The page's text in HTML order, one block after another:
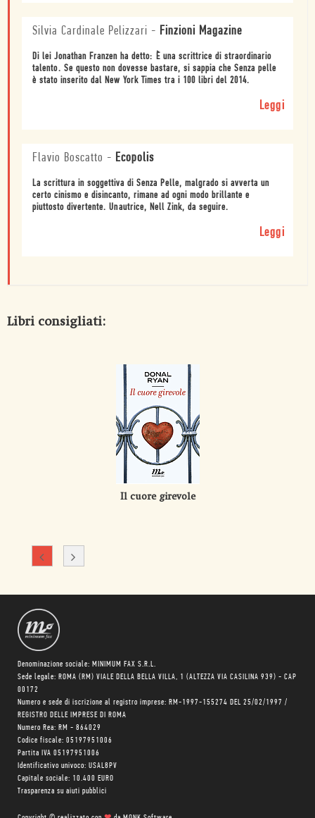
Silvia Cardinale Pelizzari - Finzioni Magazine
Di lei Jonathan Franzen ha detto: È una scrittrice di straordinario
talento. Se questo non dovesse bastare, si sappia che Senza pelle
è stato inserito dal New York Times tra i 100 libri del 2014.
Leggi
Flavio Boscatto - Ecopolis
La scrittura in soggettiva di Senza Pelle, malgrado si avverta un
certo cinismo e disincanto, rimane ad ogni modo brillante e
piuttosto divertente. Unautrice, Nell Zink, da seguire.
Leggi
Libri consigliati:
Il cuore girevole
Denominazione sociale: MINIMUM FAX S.R.L.
Sede legale: ROMA (RM) VIALE DELLA BELLA VILLA, 1 (ALTEZZA VIA CASILINA 939) - CAP
00172
Numero e sede di iscrizione al registro imprese: RM-1997-155274 DEL 25/02/1997 /
REGISTRO DELLE IMPRESE DI ROMA
Numero Rea: RM - 864029
Codice fiscale: 05197951006
Partita IVA 05197951006
Identificativo univoco: USAL8PV
Capitale sociale: 10.400 EURO
Trasparenza su aiuti pubblici